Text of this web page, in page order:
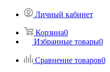
Личный кабинет
Корзина0
Избранные товары0
Сравнение товаров0